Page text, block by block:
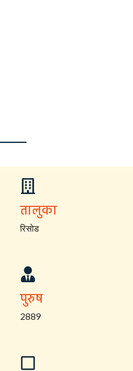
तालुका
रिसोड
पुरुष
2889